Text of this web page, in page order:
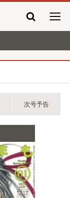
次号予告